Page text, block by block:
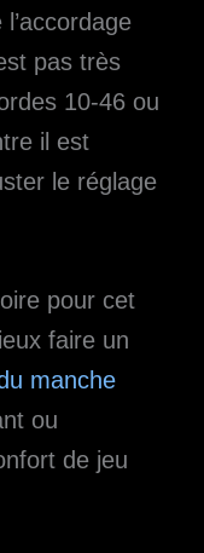
pas très
10-46 ou
il est
le réglage
pour cet
faire un
manche
ou
de jeu